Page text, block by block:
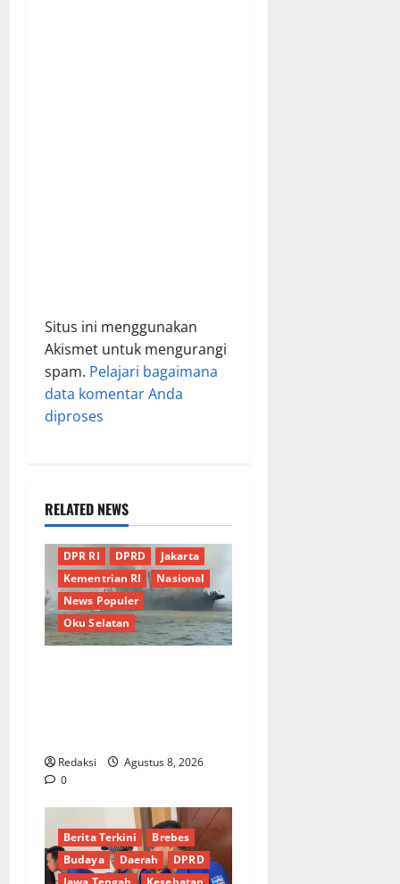
Situs ini menggunakan
Akismet untuk mengurangi
spam. Pelajari bagaimana
data komentar Anda
diproses
RELATED NEWS
DPR RI
DPRD
Jakarta
Kementrian RI
Nasional
News Populer
Oku Selatan
Redaksi
Agustus 8, 2026
0
Berita Terkini
Brebes
Budaya
Daerah
DPRD